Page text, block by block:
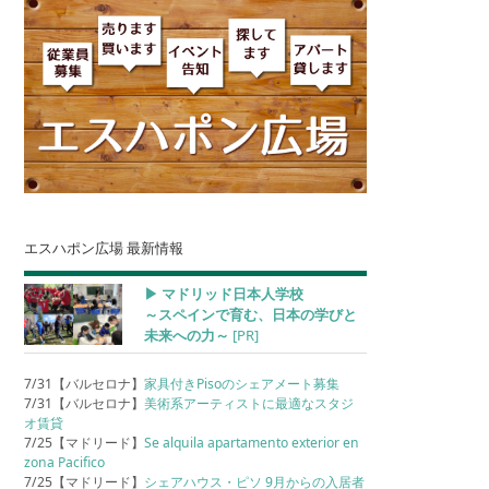
エスハポン広場 最新情報
▶︎ マドリッド日本人学校
～スペインで育む、日本の学びと
未来への力～ [PR]
7/31【バルセロナ】家具付きPisoのシェアメート募集
7/31【バルセロナ】美術系アーティストに最適なスタジ
オ賃貸
7/25【マドリード】Se alquila apartamento exterior en
zona Pacifico
7/25【マドリード】 シェアハウス・ピソ 9月からの入居者